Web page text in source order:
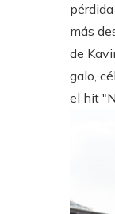
más
de
galo,
el hit